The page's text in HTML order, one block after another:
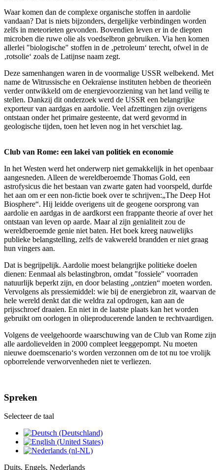
Waar komen dan de complexe organische stoffen in aardolie
vandaan? Dat is niets bijzonders, dergelijke verbindingen worden
zelfs in meteorieten gevonden. Bovendien leven er in de diepten
microben die ruwe olie als voedselbron gebruiken. Via hen komen
allerlei "biologische" stoffen in de ‚petroleum‘ terecht, ofwel in de
‚rotsolie‘ zoals de Latijnse naam zegt.
Deze samenhangen waren in de voormalige USSR welbekend. Met
name de Witrussische en Oekraïense instituten hebben de theorieën
verder ontwikkeld om de energievoorziening van het land veilig te
stellen. Dankzij dit onderzoek werd de USSR een belangrijke
exporteur van aardgas en aardolie. Veel afzettingen zijn overigens
ontstaan onder het primaire gesteente, dat werd gevormd in
geologische tijden, toen het leven nog in het verschiet lag.
Club van Rome: een lakei van politiek en economie
In het Westen werd het onderwerp niet gemakkelijk in het openbaar
aangesneden. Alleen de wereldberoemde Thomas Gold, een
astrofysicus die het bestaan van zwarte gaten had voorspeld, durfde
het aan om er een non-fictie boek over te schrijven:„The Deep Hot
Biosphere“. Hij leidde overigens uit de geogene oorsprong van
aardolie en aardgas in de aardkorst een frappante theorie af over het
ontstaan van leven op aarde. Maar al zijn genialiteit zou de
wereldberoemde genie niet baten. Het boek kreeg nauwelijks
publieke belangstelling, zelfs de vakwereld brandden er niet graag
hun vingers aan.
Dat is begrijpelijk. Aardolie moest belangrijke politieke doelen
dienen: Eenmaal als belastingbron, omdat "fossiele" voorraden
natuurlijk beperkt zijn, en door belasting „ontzien“ moeten worden.
Vervolgens als pressiemiddel: wie bij de energiebron zit, waarvan de
hele wereld denkt dat die weldra zal opdrogen, kan aan de
prijsschroef draaien. En niet in de laatste plaats kan het worden
gebruikt om oorlogen in olieproducerende landen te rechtvaardigen.
Volgens de veelgehoorde waarschuwing van de Club van Rome zijn
alle aardolievelden in 2000 compleet leeggepompt. Nu moeten
nieuwe doemscenario‘s worden verzonnen om de tot nu toe vrolijk
opborrelende verworvenheden niet te verliezen.
Spreken
Selecteer de taal
Duits, Engels, Nederlands